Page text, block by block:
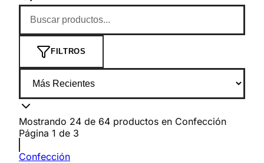
FILTROS
Mostrando 24 de 64 productos en Confección
Página 1 de 3
Confección